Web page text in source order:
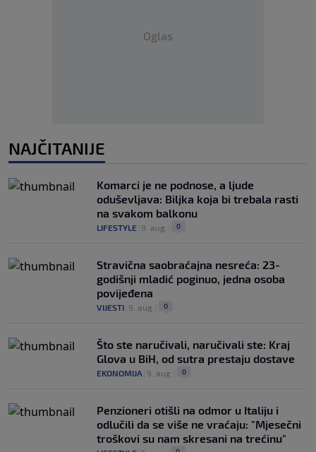
Oglas
NAJČITANIJE
Komarci je ne podnose, a ljude
oduševljava: Biljka koja bi trebala rasti
na svakom balkonu
LIFESTYLE 9. aug. 0
Stravična saobraćajna nesreća: 23-
godišnji mladić poginuo, jedna osoba
povijeđena
VIJESTI 9. aug. 0
Što ste naručivali, naručivali ste: Kraj
Glova u BiH, od sutra prestaju dostave
EKONOMIJA 9. aug. 0
Penzioneri otišli na odmor u Italiju i
odlučili da se više ne vraćaju: "Mjesečni
troškovi su nam skresani na trećinu"